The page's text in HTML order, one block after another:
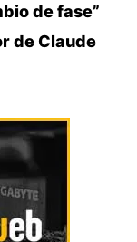
de fase”
de Claude